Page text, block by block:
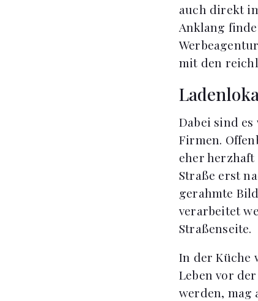
auch direkt
Anklang
mit den
Dabei sind
Firmen.
eher
Straße erst
gerahmte
verarbeitet
Straßenseite.
In der Küche
Leben vor
werden, mag